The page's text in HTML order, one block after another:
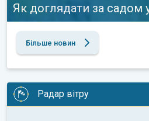
Як доглядати за садом
Більше новин
Радар вітру